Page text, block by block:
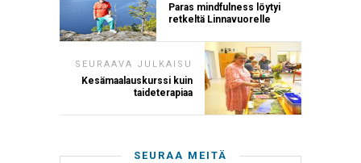
Paras mindfulness löytyi
retkeltä Linnavuorelle
SEURAAVA JULKAISU
Kesämaalauskurssi kuin
taideterapiaa
SEURAA MEITÄ